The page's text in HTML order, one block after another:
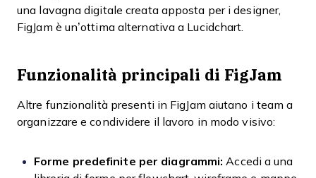
una lavagna digitale creata apposta per i designer,
FigJam è un’ottima alternativa a Lucidchart.
Funzionalità principali di FigJam
Altre funzionalità presenti in FigJam aiutano i team a
organizzare e condividere il lavoro in modo visivo:
Forme predefinite per diagrammi: Accedi a una